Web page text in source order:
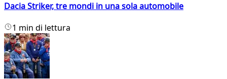
Dacia Striker, tre mondi in una sola automobile
1 min di lettura